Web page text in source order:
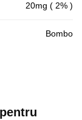
20mg ( 2% )
Bombo